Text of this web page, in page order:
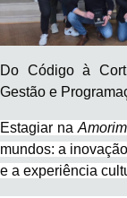
Do Código à
Gestão e
Estagiar na
mundos: a
e a experiência